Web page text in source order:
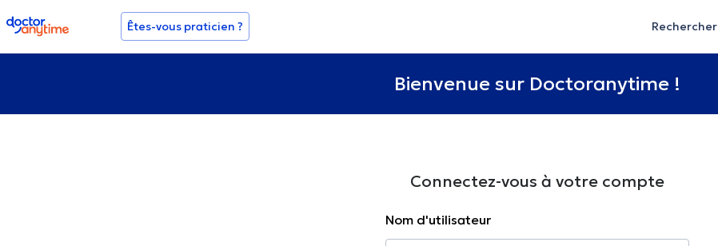
doctoranytime Êtes-vous praticien ? Rechercher
Bienvenue sur Doctoranytime !
Connectez-vous à votre compte
Nom d'utilisateur